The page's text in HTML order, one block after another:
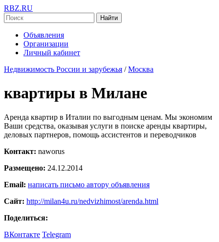
RBZ.RU
Найти
Объявления
Организации
Личный кабинет
Недвижимость России и зарубежья / Москва
квартиры в Милане
Аренда квартир в Италии по выгодным ценам. Мы экономим
Ваши средства, оказывая услуги в поиске аренды квартиры,
деловых партнеров, помощь ассистентов и переводчиков
Контакт: naworus
Размещено: 24.12.2014
Email: написать письмо автору объявления
Сайт: http://milan4u.ru/nedvizhimost/arenda.html
Поделиться:
ВКонтакте Telegram